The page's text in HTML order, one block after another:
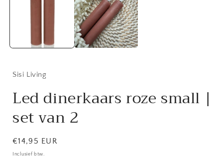
Sisi Living
Led dinerkaars roze small |
set van 2
Normale
prijs
€14,95 EUR
Inclusief btw.